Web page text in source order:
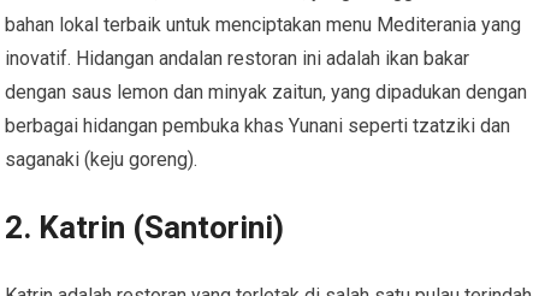
bahan lokal terbaik untuk menciptakan menu Mediterania yang
inovatif. Hidangan andalan restoran ini adalah ikan bakar
dengan saus lemon dan minyak zaitun, yang dipadukan dengan
berbagai hidangan pembuka khas Yunani seperti tzatziki dan
saganaki (keju goreng).
2. Katrin (Santorini)